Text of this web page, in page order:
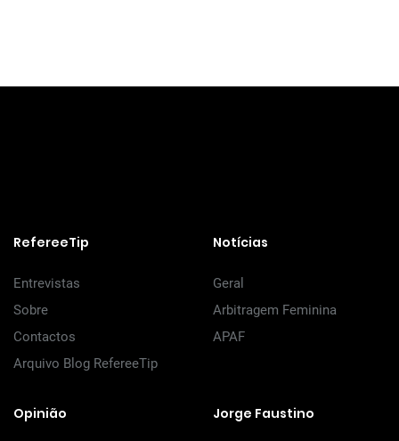
RefereeTip
Entrevistas
Sobre
Contactos
Arquivo Blog RefereeTip
Notícias
Geral
Arbitragem Feminina
APAF
Opinião Jorge Faustino